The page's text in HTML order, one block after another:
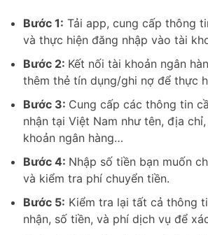
Bước 1: Tải app, cung cấp thông
và thực hiện đăng nhập vào tài
Bước 2: Kết nối tài khoản ngân
thêm thẻ tín dụng/ghi nợ để thực
Bước 3: Cung cấp các thông tin
nhận tại Việt Nam như tên, địa
khoản ngân hàng…
Bước 4: Nhập số tiền bạn muốn
và kiểm tra phí chuyển tiền.
Bước 5: Kiểm tra lại tất cả thông
nhận, số tiền, và phí dịch vụ để